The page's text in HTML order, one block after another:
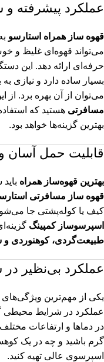
عملکرد پیشرفته
قهوه ساز همراه استارسو
می‌تواند قهوه‌ای غلیظ و
حرفه‌ای ارائه دهد. این
بسیار ساده دارد و نیازی به
می‌توان از آن بهره برد. از
مسافرتی هستید که
بهترین گزینه‌ها خواهد بود.
قابلیت حمل آسان
بهترین قهوه‌ساز همراه
قهوه ساز مسافرتی
کیف یا کوله‌پشتی جا
اسپرسوساز کمپینگ
طبیعت‌گردی، کوهنوردی و
عملکرد بی‌نظیر
یکی از مهم‌ترین
عملکرد در شرایط محیطی
در دماها و ارتفاعات
گرم باشید و چه در یک
اسپرسوی عالی تهیه کنید.